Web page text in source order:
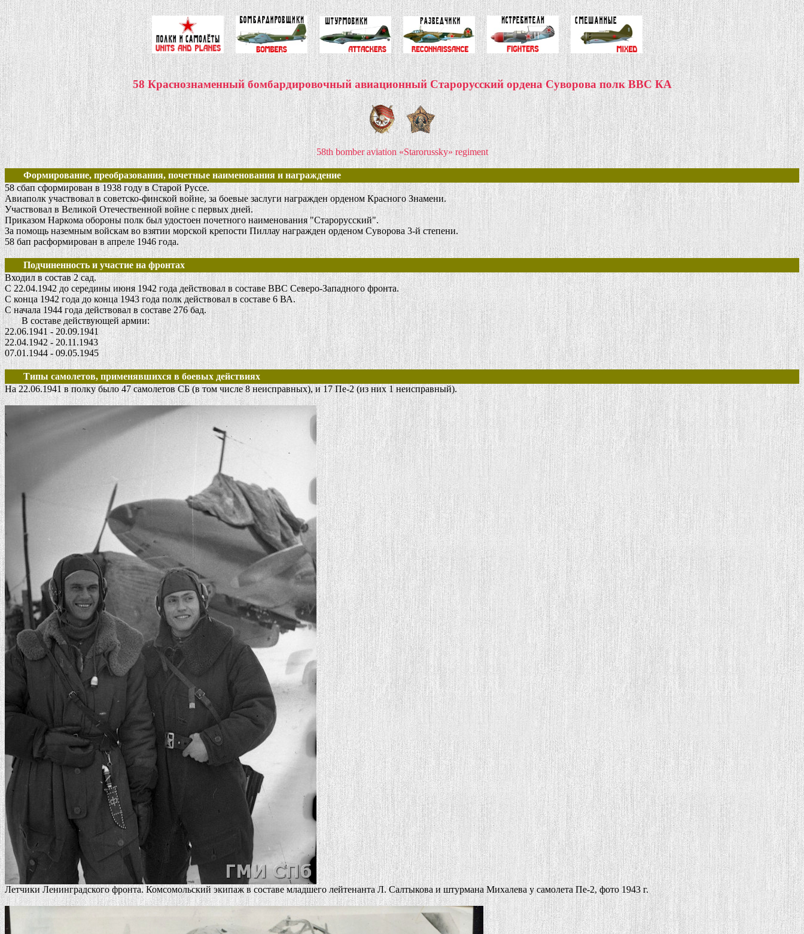
58 Краснознаменный бомбардировочный авиационный Старорусский ордена Суворова полк ВВС КА
58th bomber aviation «Starorussky» regiment
Формирование, преобразования, почетные наименования и награждение
58 сбап сформирован в 1938 году в Старой Руссе.
Авиаполк участвовал в советско-финской войне, за боевые заслуги награжден орденом Красного Знамени.
Участвовал в Великой Отечественной войне с первых дней.
Приказом Наркома обороны полк был удостоен почетного наименования "Старорусский".
За помощь наземным войскам во взятии морской крепости Пиллау награжден орденом Суворова 3-й степени.
58 бап расформирован в апреле 1946 года.
Подчиненность и участие на фронтах
Входил в состав 2 сад.
С 22.04.1942 до середины июня 1942 года действовал в составе ВВС Северо-Западного фронта.
С конца 1942 года до конца 1943 года полк действовал в составе 6 ВА.
С начала 1944 года действовал в составе 276 бад.
В составе действующей армии:
22.06.1941 - 20.09.1941
22.04.1942 - 20.11.1943
07.01.1944 - 09.05.1945
Типы самолетов, применявшихся в боевых действиях
На 22.06.1941 в полку было 47 самолетов СБ (в том числе 8 неисправных), и 17 Пе-2 (из них 1 неисправный).
Летчики Ленинградского фронта. Комсомольский экипаж в составе младшего лейтенанта Л. Салтыкова и штурмана Михалева у самолета Пе-2, фото 1943 г.